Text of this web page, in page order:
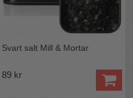
Svart salt Mill & Mortar
89 kr